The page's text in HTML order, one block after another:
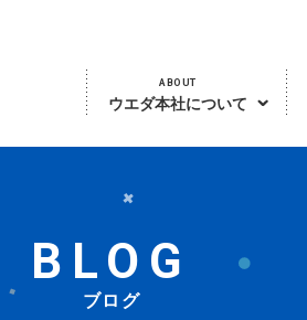
ABOUT
ウエダ本社について
BLOG
ブログ